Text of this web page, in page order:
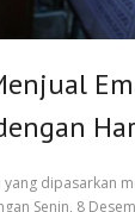
dipasarkan
Senin, 8